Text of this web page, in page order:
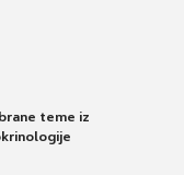
teme iz